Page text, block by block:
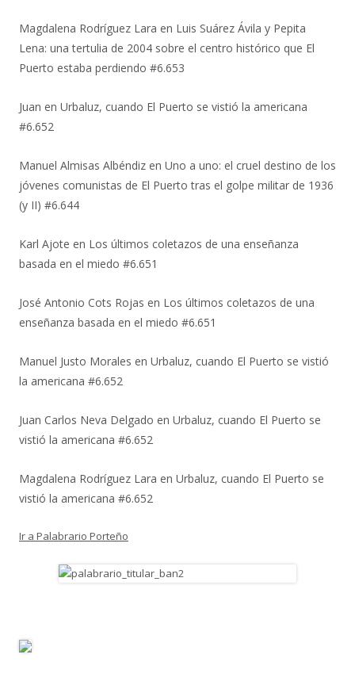
Magdalena Rodríguez Lara en Luis Suárez Ávila y Pepita
Lena: una tertulia de 2004 sobre el centro histórico que El
Puerto estaba perdiendo #6.653
Juan en Urbaluz, cuando El Puerto se vistió la americana
#6.652
Manuel Almisas Albéndiz en Uno a uno: el cruel destino de los
jóvenes comunistas de El Puerto tras el golpe militar de 1936
(y II) #6.644
Karl Ajote en Los últimos coletazos de una enseñanza
basada en el miedo #6.651
José Antonio Cots Rojas en Los últimos coletazos de una
enseñanza basada en el miedo #6.651
Manuel Justo Morales en Urbaluz, cuando El Puerto se vistió
la americana #6.652
Juan Carlos Neva Delgado en Urbaluz, cuando El Puerto se
vistió la americana #6.652
Magdalena Rodríguez Lara en Urbaluz, cuando El Puerto se
vistió la americana #6.652
Ir a Palabrario Porteño